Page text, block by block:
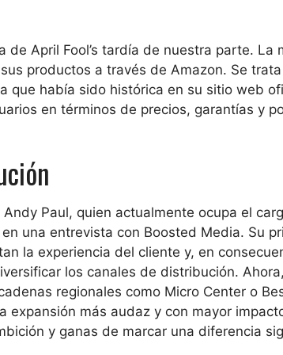
April Fool’s tardía de nuestra parte. La
productos a través de Amazon. Se
que había sido histórica en su sitio web
en términos de precios, garantías y
Paul, quien actualmente ocupa el
una entrevista con Boosted Media. Su
la experiencia del cliente y, en
los canales de distribución.
regionales como Micro Center o
expansión más audaz y con mayor
y ganas de marcar una diferencia